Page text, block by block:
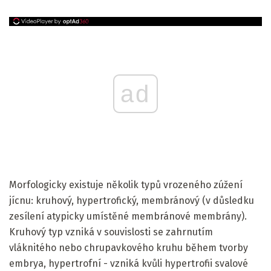
ad
Morfologicky existuje několik typů vrozeného zúžení
jícnu: kruhový, hypertrofický, membránový (v důsledku
zesílení atypicky umístěné membránové membrány).
Kruhový typ vzniká v souvislosti se zahrnutím
vláknitého nebo chrupavkového kruhu během tvorby
embrya, hypertrofní - vzniká kvůli hypertrofii svalové